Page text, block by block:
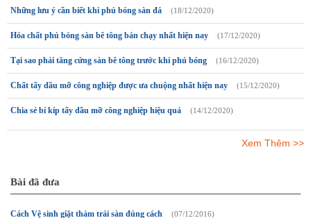
Những lưu ý cần biết khi phủ bóng sàn đá (18/12/2020)
Hóa chất phủ bóng sàn bê tông bán chạy nhất hiện nay (17/12/2020)
Tại sao phải tăng cứng sàn bê tông trước khi phủ bóng (16/12/2020)
Chất tẩy dầu mỡ công nghiệp được ưa chuộng nhất hiện nay (15/12/2020)
Chia sẻ bí kíp tẩy dầu mỡ công nghiệp hiệu quả (14/12/2020)
Xem Thêm >>
Bài đã đưa
Cách Vệ sinh giặt thảm trải sàn đúng cách (07/12/2016)